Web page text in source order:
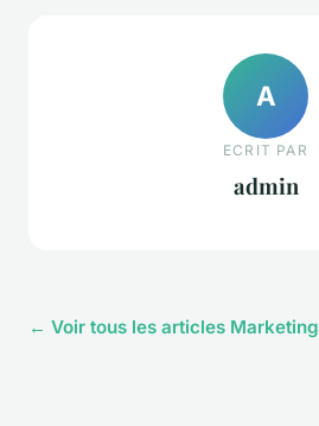
A
ECRIT PAR
admin
← Voir tous les articles Marketing